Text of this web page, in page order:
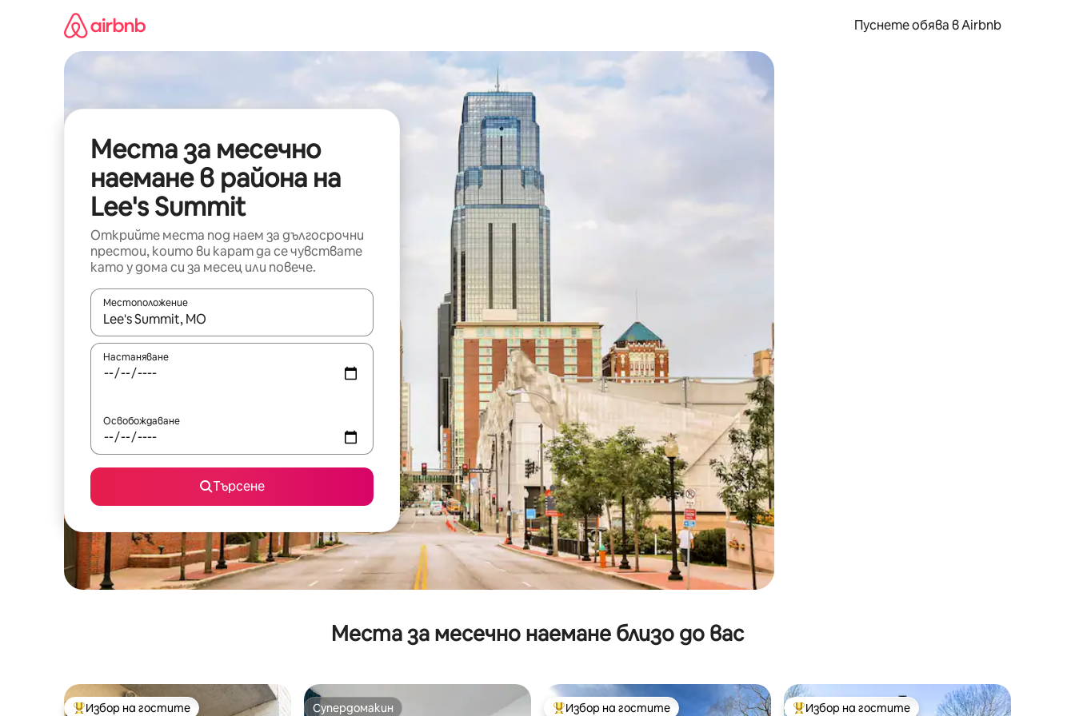
съдържанието
Пуснете обява в Airbnb
Места за месечно
наемане в района на
Lee's Summit
Открийте места под наем за дългосрочни
престои, които ви карат да се чувствате
като у дома си за месец или повече.
Местоположение
Когато резултатите се покажат, използвайте клавишите със стрелки нагоре и надолу или навигирайте с докосване или плъзгане.
Настаняване
Освобождаване
Търсене
Места за месечно наемане близо до вас
Избор на гостите Супердомакин Избор на гостите Избор на гостите